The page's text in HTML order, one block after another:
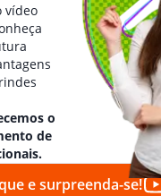
vídeo
o
de
e surpreenda-se!